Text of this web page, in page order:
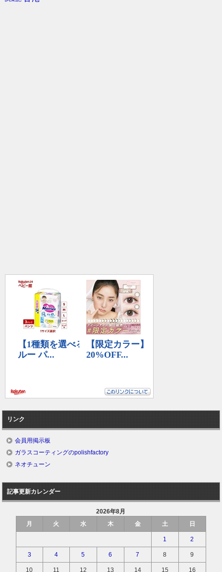
リンク
会員用掲示板
ガラスコーティングのpolishfactory
ネオチューン
記事更新カレンダー
2026年8月
月
火 水 木 金 土 日
1 2
3 4 5 6 7 8 9
10 11 12 13 14 15 16